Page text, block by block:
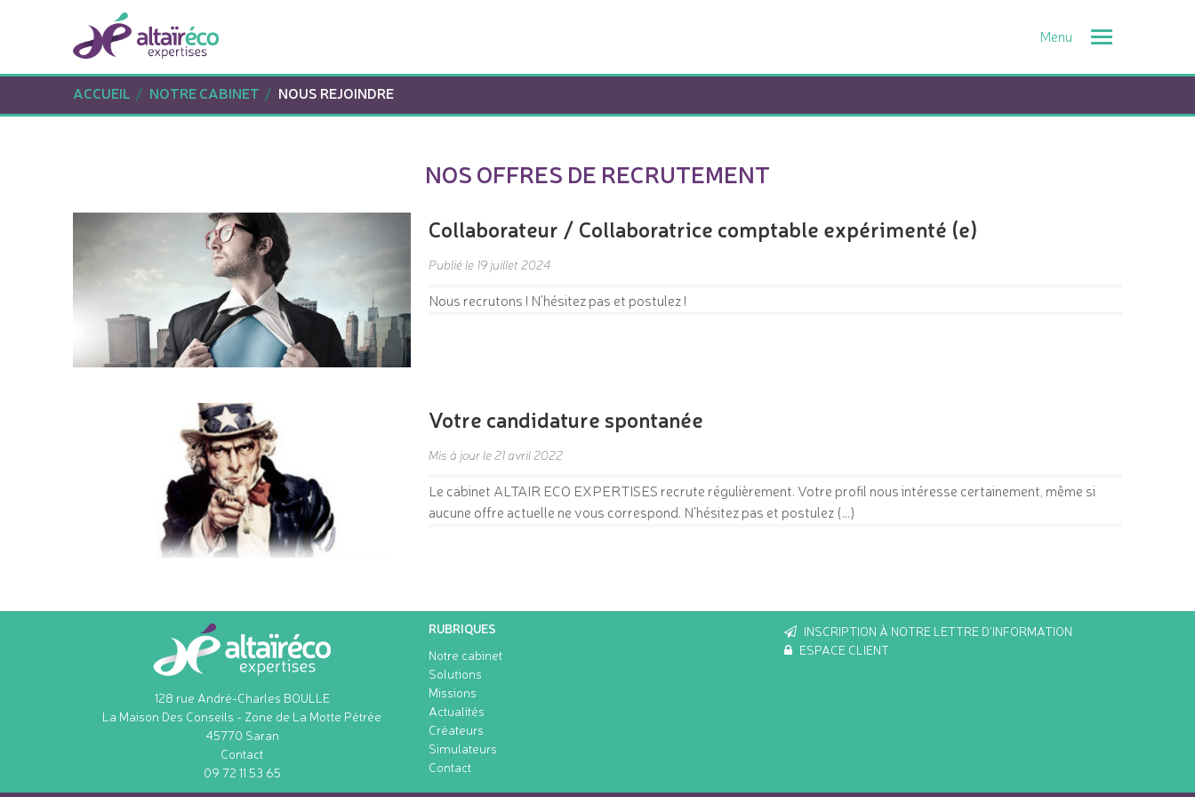
Toggle
ACCUEIL
NOTRE CABINET NOUS REJOINDRE
NOS OFFRES DE RECRUTEMENT
Collaborateur / Collaboratrice comptable expérimenté (e)
Publié le 19 juillet 2024
Nous recrutons ! N'hésitez pas et postulez !
Votre candidature spontanée
Mis à jour le 21 avril 2022
Le cabinet ALTAIR ECO EXPERTISES recrute régulièrement. Votre profil nous intéresse certainement, même si
aucune offre actuelle ne vous correspond. N'hésitez pas et postulez (...)
128 rue André-Charles BOULLE
La Maison Des Conseils - Zone de La Motte Pétrée
45770 Saran
Contact
09 72 11 53 65
RUBRIQUES
Notre cabinet
Solutions
Missions
Actualités
Créateurs
Simulateurs
Contact
INSCRIPTION À NOTRE LETTRE D'INFORMATION
ESPACE CLIENT